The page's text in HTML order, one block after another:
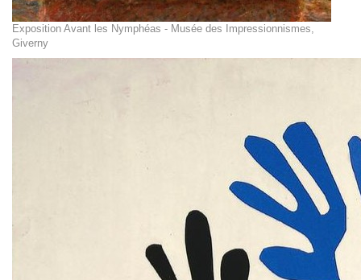
Exposition Avant les Nymphéas - Musée des Impressionnismes,
Giverny